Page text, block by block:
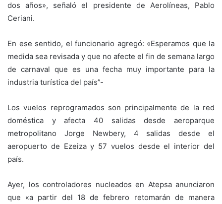
dos años», señaló el presidente de Aerolíneas, Pablo
Ceriani.
En ese sentido, el funcionario agregó: «Esperamos que la
medida sea revisada y que no afecte el fin de semana largo
de carnaval que es una fecha muy importante para la
industria turística del país”-
Los vuelos reprogramados son principalmente de la red
doméstica y afecta 40 salidas desde aeroparque
metropolitano Jorge Newbery, 4 salidas desde el
aeropuerto de Ezeiza y 57 vuelos desde el interior del
país.
Ayer, los controladores nucleados en Atepsa anunciaron
que «a partir del 18 de febrero retomarán de manera